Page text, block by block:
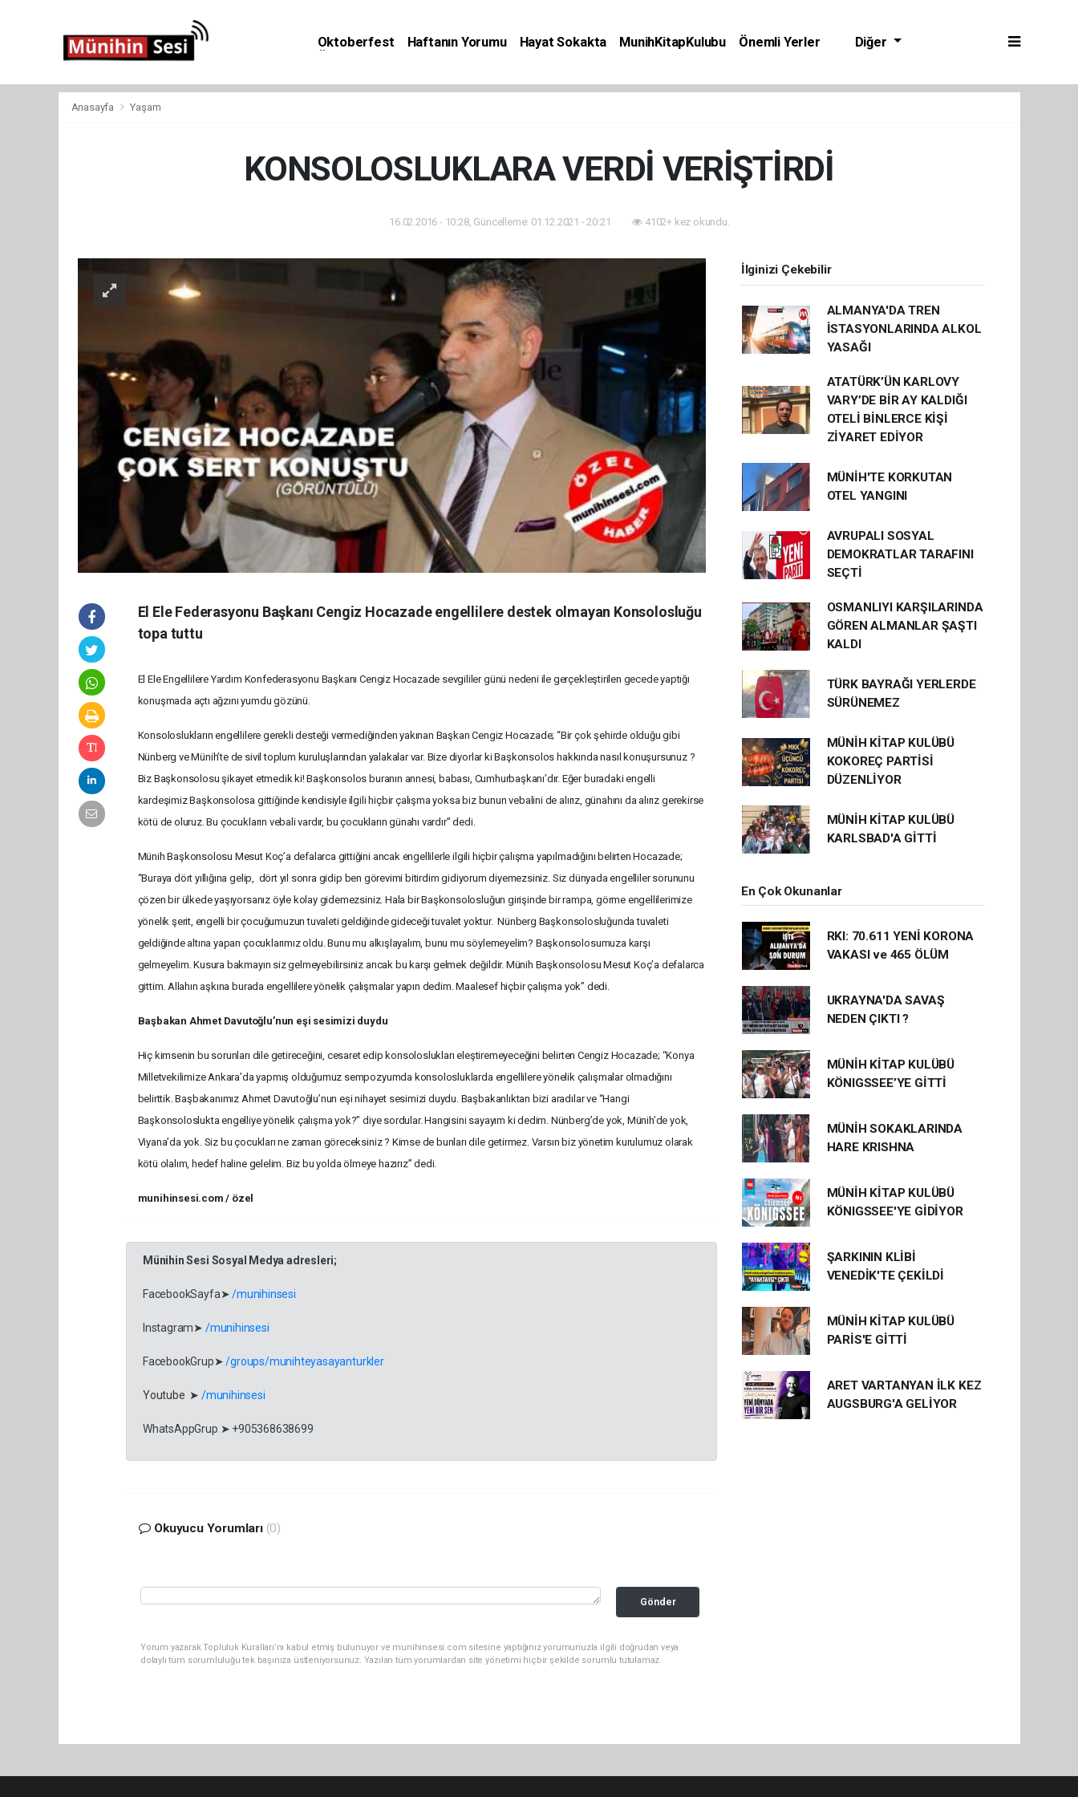
Oktoberfest Haftanın Yorumu Hayat Sokakta MunihKitapKulubu
Önemli Yerler
Diğer
Anasayfa Yaşam
KONSOLOSLUKLARA VERDİ VERİŞTİRDİ
16.02.2016 - 10:28, Güncelleme: 01.12.2021 - 20:21 4102+ kez okundu.
El Ele Federasyonu Başkanı Cengiz Hocazade engellilere destek olmayan Konsolosluğu
topa tuttu
El Ele Engellilere Yardım Konfederasyonu Başkanı Cengiz Hocazade sevgililer günü nedeni ile gerçekleştirilen gecede yaptığı
konuşmada açtı ağzını yumdu gözünü.
Konsoloslukların engellilere gerekli desteği vermediğinden yakınan Başkan Cengiz Hocazade; “Bir çok şehirde olduğu gibi
Nünberg ve Münih’te de sivil toplum kuruluşlarından yalakalar var. Bize diyorlar ki Başkonsolos hakkında nasıl konuşursunuz ?
Biz Başkonsolosu şikayet etmedik ki! Başkonsolos buranın annesi, babası, Cumhurbaşkanı’dır. Eğer buradaki engelli
kardeşimiz Başkonsolosa gittiğinde kendisiyle ilgili hiçbir çalışma yoksa biz bunun vebalini de alırız, günahını da alırız gerekirse
kötü de oluruz. Bu çocukların vebali vardır, bu çocukların günahı vardır” dedi.
Münih Başkonsolosu Mesut Koç’a defalarca gittiğini ancak engellilerle ilgili hiçbir çalışma yapılmadığını belirten Hocazade;
“Buraya dört yıllığına gelip, dört yıl sonra gidip ben görevimi bitirdim gidiyorum diyemezsiniz. Siz dünyada engelliler sorununu
çözen bir ülkede yaşıyorsanız öyle kolay gidemezsiniz. Hala bir Başkonsolosluğun girişinde bir rampa, görme engellilerimize
yönelik şerit, engelli bir çocuğumuzun tuvaleti geldiğinde gideceği tuvalet yoktur. Nünberg Başkonsolosluğunda tuvaleti
geldiğinde altına yapan çocuklarımız oldu. Bunu mu alkışlayalım, bunu mu söylemeyelim? Başkonsolosumuza karşı
gelmeyelim. Kusura bakmayın siz gelmeyebilirsiniz ancak bu karşı gelmek değildir. Münih Başkonsolosu Mesut Koç’a defalarca
gittim. Allahın aşkına burada engellilere yönelik çalışmalar yapın dedim. Maalesef hiçbir çalışma yok” dedi.
Başbakan Ahmet Davutoğlu’nun eşi sesimizi duydu
Hiç kimsenin bu sorunları dile getireceğini, cesaret edip konsoloslukları eleştiremeyeceğini belirten Cengiz Hocazade; “Konya
Milletvekilimize Ankara’da yapmış olduğumuz sempozyumda konsolosluklarda engellilere yönelik çalışmalar olmadığını
belirttik. Başbakanımız Ahmet Davutoğlu’nun eşi nihayet sesimizi duydu. Başbakanlıktan bizi aradılar ve “Hangi
Başkonsoloslukta engelliye yönelik çalışma yok?” diye sordular. Hangisini sayayım ki dedim. Nünberg’de yok, Münih’de yok,
Viyana’da yok. Siz bu çocukları ne zaman göreceksiniz ? Kimse de bunları dile getirmez. Varsın biz yönetim kurulumuz olarak
kötü olalım, hedef haline gelelim. Biz bu yolda ölmeye hazırız” dedi.
munihinsesi.com / özel
Münihin Sesi Sosyal Medya adresleri;
FacebookSayfa➤/munihinsesi
Instagram➤ /munihinsesi
FacebookGrup➤/groups/munihteyasayanturkler
Youtube ➤ /munihinsesi
WhatsAppGrup ➤ +905368638699
Okuyucu Yorumları (0)
Gönder
Yorum yazarak Topluluk Kuralları’nı kabul etmiş bulunuyor ve munihinsesi.com sitesine yaptığınız yorumunuzla ilgili doğrudan veya
dolaylı tüm sorumluluğu tek başınıza üstleniyorsunuz. Yazılan tüm yorumlardan site yönetimi hiçbir şekilde sorumlu tutulamaz.
İlginizi Çekebilir
ALMANYA'DA TREN
İSTASYONLARINDA ALKOL
YASAĞI
ATATÜRK’ÜN KARLOVY
VARY’DE BİR AY KALDIĞI
OTELİ BİNLERCE KİŞİ
ZİYARET EDİYOR
MÜNİH'TE KORKUTAN
OTEL YANGINI
AVRUPALI SOSYAL
DEMOKRATLAR TARAFINI
SEÇTİ
OSMANLIYI KARŞILARINDA
GÖREN ALMANLAR ŞAŞTI
KALDI
TÜRK BAYRAĞI YERLERDE
SÜRÜNEMEZ
MÜNİH KİTAP KULÜBÜ
KOKOREÇ PARTİSİ
DÜZENLİYOR
MÜNİH KİTAP KULÜBÜ
KARLSBAD'A GİTTİ
En Çok Okunanlar
RKI: 70.611 YENİ KORONA
VAKASI ve 465 ÖLÜM
UKRAYNA'DA SAVAŞ
NEDEN ÇIKTI ?
MÜNİH KİTAP KULÜBÜ
KÖNIGSSEE’YE GİTTİ
MÜNİH SOKAKLARINDA
HARE KRISHNA
MÜNİH KİTAP KULÜBÜ
KÖNIGSSEE'YE GİDİYOR
ŞARKININ KLİBİ
VENEDİK'TE ÇEKİLDİ
MÜNİH KİTAP KULÜBÜ
PARİS'E GİTTİ
ARET VARTANYAN İLK KEZ
AUGSBURG'A GELİYOR